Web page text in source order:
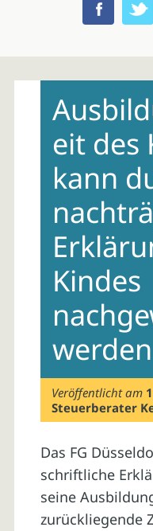
content
eit des
kann
Kindes
werden
Veröffentlicht am
Steuerberater
Das FG
schriftliche
seine
zurückliegende